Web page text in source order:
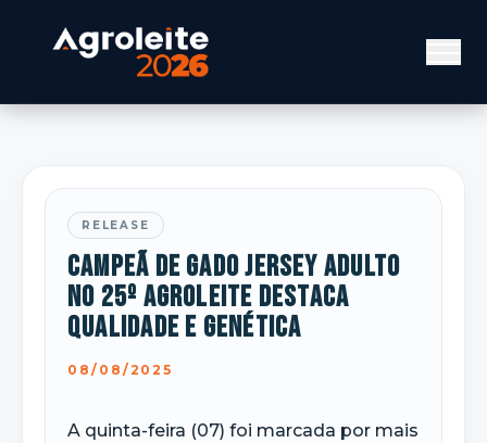
RELEASE
Campeã de Gado Jersey Adulto
no 25º Agroleite destaca
qualidade e genética
08/08/2025
A quinta-feira (07) foi marcada por mais